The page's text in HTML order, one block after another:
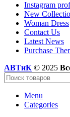
Instagram
New
Woman Dress
Contact Us
Latest News
Purchase
АВТиК © 2025
Menu
Categories